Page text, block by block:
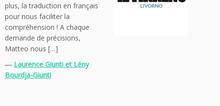
plus, la traduction en français
pour nous faciliter la
compréhension ! A chaque
demande de précisions,
Matteo nous […]
― Laurence Giunti et Lény
Bourdja-Giunti